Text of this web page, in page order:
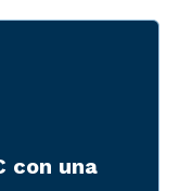
con una